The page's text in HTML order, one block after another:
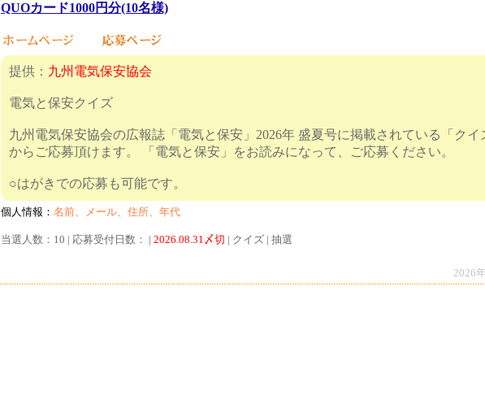
QUOカード1000円分(10名様)
提供： 九州電気保安協会
電気と保安クイズ
九州電気保安協会の広報誌「電気と保安」2026年 盛夏号に掲載されている「クイ
からご応募頂けます。 「電気と保安」をお読みになって、ご応募ください。
○はがきでの応募も可能です。
個人情報： 名前、メール、住所、年代
当選人数：10 | 応募受付日数： | 2026.08.31〆切 | クイズ | 抽選
2026